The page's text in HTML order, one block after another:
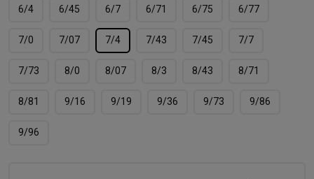
6/4 6/45 6/7 6/71 6/75 6/77
7/0 7/07 7/4 7/43 7/45 7/7
7/73 8/0 8/07 8/3 8/43 8/71
8/81 9/16 9/19 9/36 9/73 9/86
9/96